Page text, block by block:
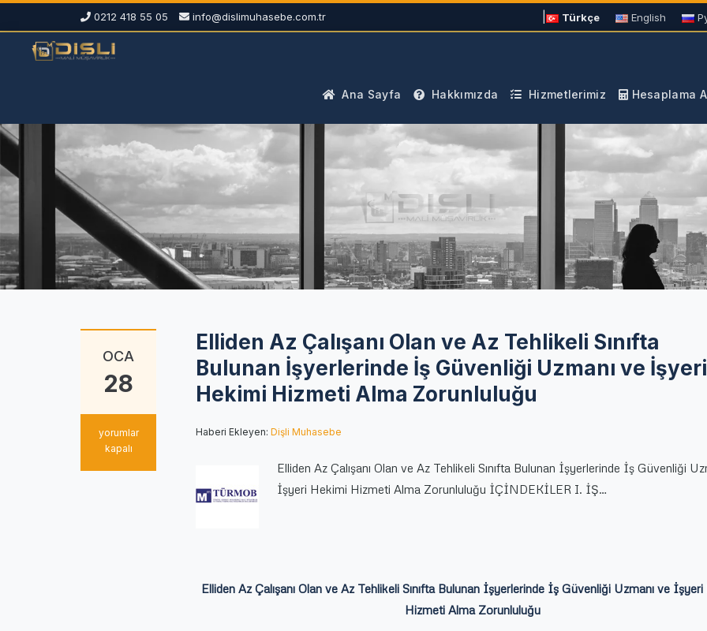
0212 418 55 05 info@dislimuhasebe.com.tr Türkçe English
Ana Sayfa Hakkımızda Hizmetlerimiz Hesaplama
OCA
28
Elliden
Az
yorumlar
kapalı
Elliden Az Çalışanı Olan ve Az Tehlikeli Sınıfta
Bulunan İşyerlerinde İş Güvenliği Uzmanı ve İşyeri
Hekimi Hizmeti Alma Zorunluluğu
Haberi Ekleyen:Dişli Muhasebe
Elliden Az Çalışanı Olan ve Az Tehlikeli Sınıfta Bulunan İşyerlerinde İş Güvenliği
İşyeri Hekimi Hizmeti Alma Zorunluluğu İÇİNDEKİLER I. İŞ…
Elliden Az Çalışanı Olan ve Az Tehlikeli Sınıfta Bulunan İşyerlerinde İş Güvenliği Uzmanı ve
Hizmeti Alma Zorunluluğu